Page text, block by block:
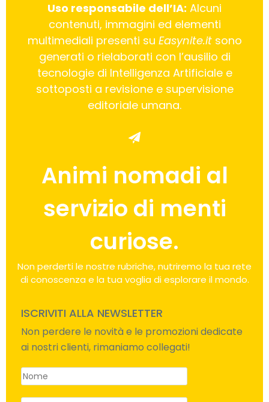
Uso responsabile dell’IA: Alcuni
contenuti, immagini ed elementi
multimediali presenti su Easynite.itsono
generati o rielaborati con l’ausilio di
tecnologie di Intelligenza Artificiale e
sottoposti a revisione e supervisione
editoriale umana.
Animi nomadi al
servizio di menti
curiose.
Non perderti le nostre rubriche, nutriremo la tua rete
di conoscenza e la tua voglia di esplorare il mondo.
ISCRIVITI ALLA NEWSLETTER
Non perdere le novità e le promozioni dedicate
ai nostri clienti, rimaniamo collegati!